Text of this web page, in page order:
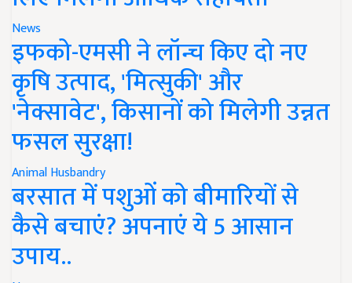
News
इफको-एमसी ने लॉन्च किए दो नए
कृषि उत्पाद, 'मित्सुकी' और
'नेक्सावेट', किसानों को मिलेगी उन्नत
फसल सुरक्षा!
Animal Husbandry
बरसात में पशुओं को बीमारियों से
कैसे बचाएं? अपनाएं ये 5 आसान
उपाय..